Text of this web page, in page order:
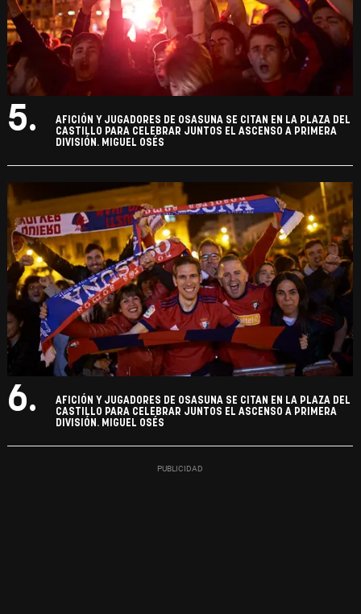
5.
AFICIÓN Y JUGADORES DE OSASUNA SE CITAN EN LA PLAZA DEL
CASTILLO PARA CELEBRAR JUNTOS EL ASCENSO A PRIMERA
DIVISIÓN. MIGUEL OSÉS
6.
AFICIÓN Y JUGADORES DE OSASUNA SE CITAN EN LA PLAZA DEL
CASTILLO PARA CELEBRAR JUNTOS EL ASCENSO A PRIMERA
DIVISIÓN. MIGUEL OSÉS